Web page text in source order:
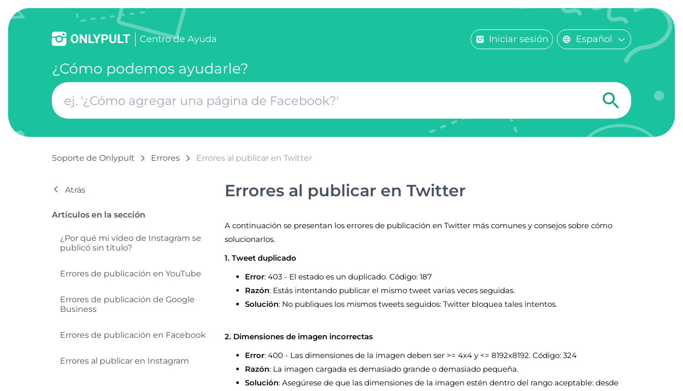
Centro de Ayuda Iniciar sesión Español
¿Cómo podemos ayudarle?
Soporte de Onlypult Errores Errores al publicar en Twitter
Atrás
Artículos en la sección
¿Por qué mi vídeo de Instagram se
publicó sin título?
Errores de publicación en YouTube
Errores de publicación de Google
Business
Errores de publicación en Facebook
Errores al publicar en Instagram
Errores al publicar en Twitter
A continuación se presentan los errores de publicación en Twitter más comunes y consejos sobre cómo
solucionarlos.
1. Tweet duplicado
Error: 403 - El estado es un duplicado. Código: 187
Razón: Estás intentando publicar el mismo tweet varias veces seguidas.
Solución: No publiques los mismos tweets seguidos: Twitter bloquea tales intentos.
2. Dimensiones de imagen incorrectas
Error: 400 - Las dimensiones de la imagen deben ser >= 4x4 y <= 8192x8192. Código: 324
Razón: La imagen cargada es demasiado grande o demasiado pequeña.
Solución: Asegúrese de que las dimensiones de la imagen estén dentro del rango aceptable: desde